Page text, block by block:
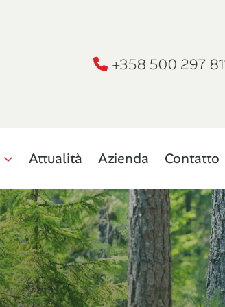
+358 500 297
Attualità Azienda Contatto